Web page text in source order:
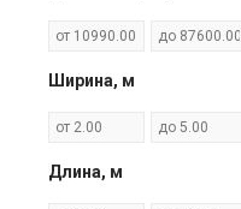
Ширина, м
Длина, м